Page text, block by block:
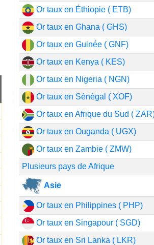
Or taux en Éthiopie ( ETB)
Or taux en Ghana ( GHS)
Or taux en Guinée ( GNF)
Or taux en Kenya ( KES)
Or taux en Nigeria ( NGN)
Or taux en Sénégal ( XOF)
Or taux en Afrique du Sud (
Or taux en Ouganda ( UGX)
Or taux en Zambie ( ZMW)
Plusieurs pays de Afrique
Asie
Or taux en Philippines ( PHP)
Or taux en Singapour ( SGD)
Or taux en Sri Lanka ( LKR)